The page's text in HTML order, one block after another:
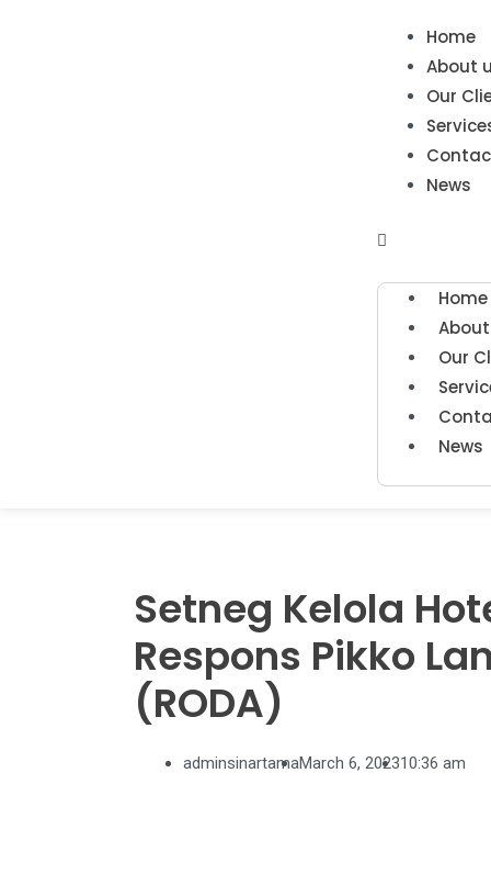
Home
About
Our
News
Home
Our
News
Setneg Kelola
Respons Pikko
(RODA)
adminsinartamaMarch 6, 202310:36 am